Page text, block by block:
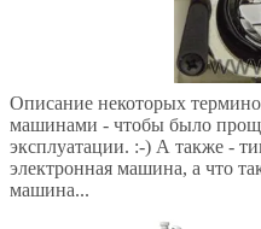
Описание некоторых
машинами - чтобы было
эксплуатации. :-) А также -
электронная машина, а что
машина...